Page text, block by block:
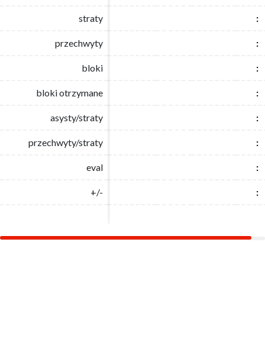
straty :
przechwyty :
bloki :
bloki otrzymane :
asysty/straty :
przechwyty/straty :
eval :
+/- :
straty :
przechwyty :
bloki :
bloki otrzymane :
asysty/straty :
przechwyty/straty :
eval :
+/- :